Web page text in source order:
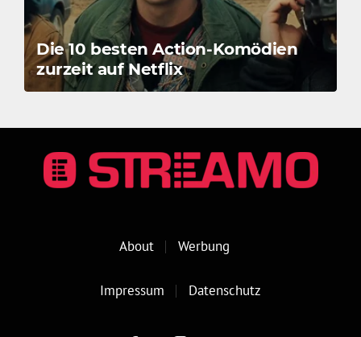
Die 10 besten Action-Komödien
zurzeit auf Netflix
About Werbung
Impressum Datenschutz